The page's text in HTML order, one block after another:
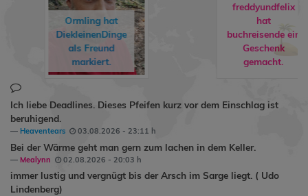
freddyundfelix
hat
buchreisendeein
Geschenk
gemacht.
rebuat1974hat
Milly24als
Freund markiert.
Ich liebe Deadlines. Dieses Pfeifen kurz vor dem Einschlag ist
beruhigend.
Heaventears 03.08.2026 - 23:11 h
Bei der Wärme geht man gern zum lachen in dem Keller.
Mealynn 02.08.2026 - 20:03 h
immer lustig und vergnügt bis der Arsch im Sarge liegt. ( Udo
Lindenberg)